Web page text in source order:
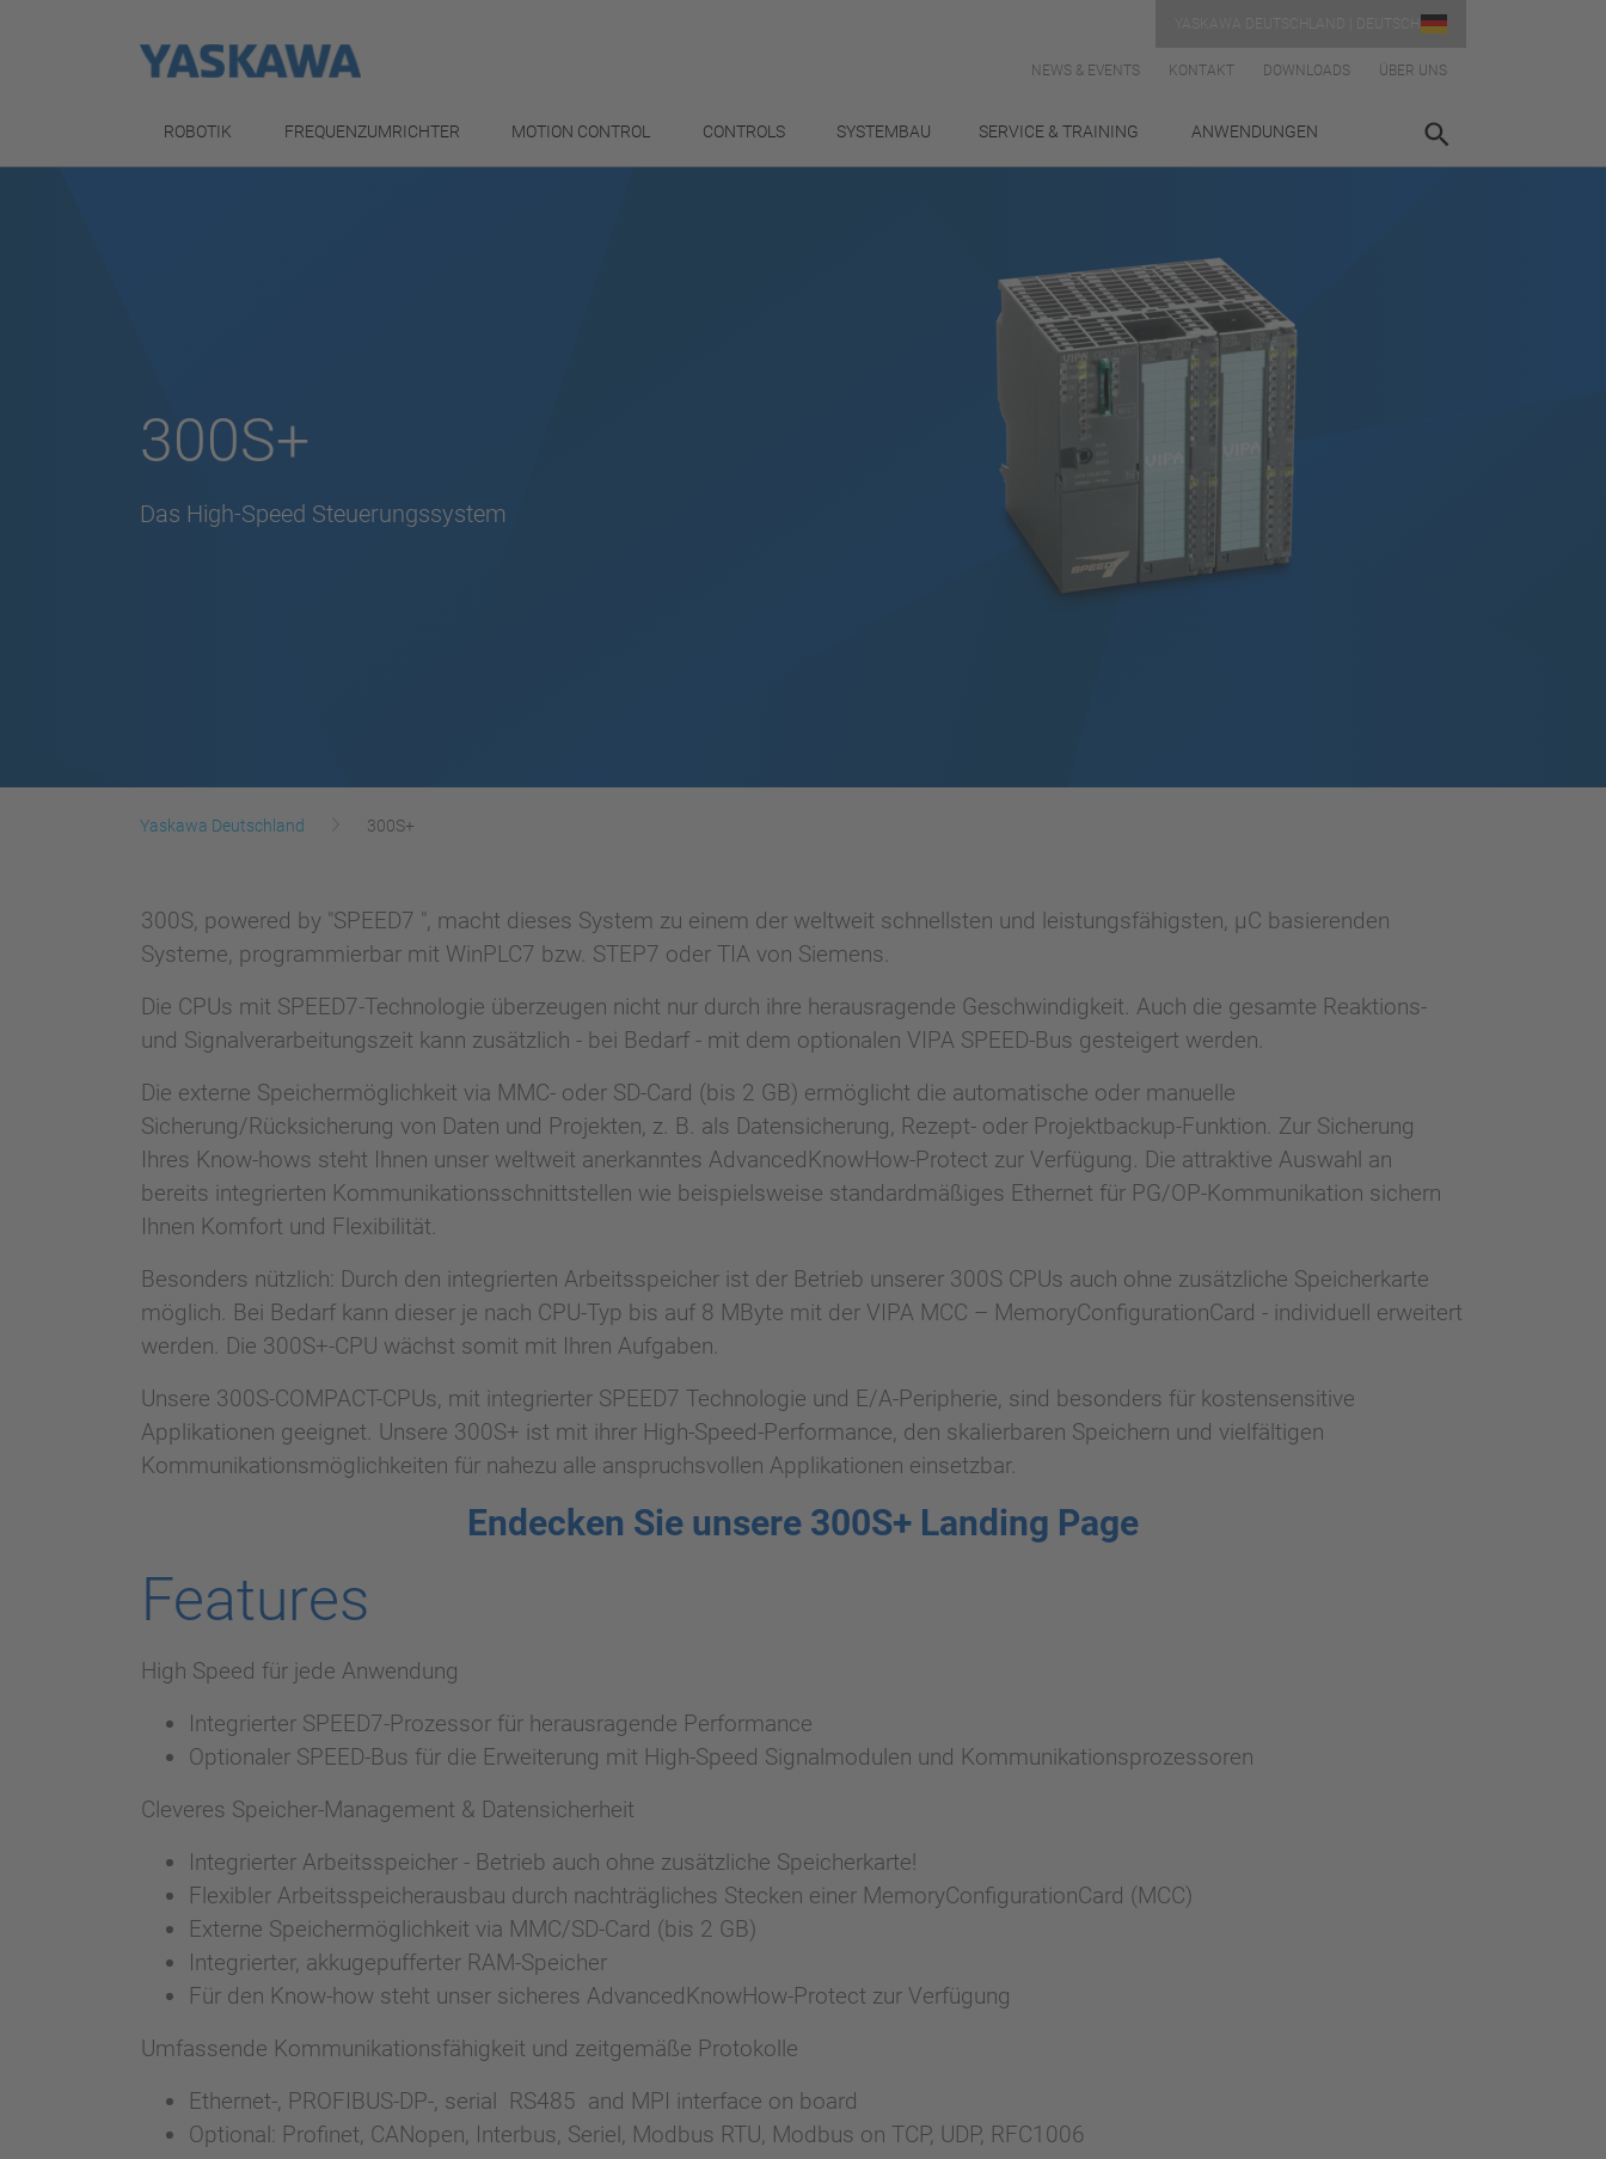
NEWS & EVENTS KONTAKT DOWNLOADS ÜBER UNS
ROBOTIK FREQUENZUMRICHTER MOTION CONTROL CONTROLS SYSTEMBAU SERVICE & TRAINING ANWENDUNGEN
300S+
Das High-Speed Steuerungssystem
Yaskawa Deutschland 300S+
300S, powered by "SPEED7 ", macht dieses System zu einem der weltweit schnellsten und leistungsfähigsten, µC basierenden
Systeme, programmierbar mit WinPLC7 bzw. STEP7 oder TIA von Siemens.
Die CPUs mit SPEED7-Technologie überzeugen nicht nur durch ihre herausragende Geschwindigkeit. Auch die gesamte Reaktions-
und Signalverarbeitungszeit kann zusätzlich - bei Bedarf - mit dem optionalen VIPA SPEED-Bus gesteigert werden.
Die externe Speichermöglichkeit via MMC- oder SD-Card (bis 2 GB) ermöglicht die automatische oder manuelle
Sicherung/Rücksicherung von Daten und Projekten, z. B. als Datensicherung, Rezept- oder Projektbackup-Funktion. Zur Sicherung
Ihres Know-hows steht Ihnen unser weltweit anerkanntes AdvancedKnowHow-Protect zur Verfügung. Die attraktive Auswahl an
bereits integrierten Kommunikationsschnittstellen wie beispielsweise standardmäßiges Ethernet für PG/OP-Kommunikation sichern
Ihnen Komfort und Flexibilität.
Besonders nützlich: Durch den integrierten Arbeitsspeicher ist der Betrieb unserer 300S CPUs auch ohne zusätzliche Speicherkarte
möglich. Bei Bedarf kann dieser je nach CPU-Typ bis auf 8 MByte mit der VIPA MCC – MemoryConfigurationCard - individuell erweitert
werden. Die 300S+-CPU wächst somit mit Ihren Aufgaben.
Unsere 300S-COMPACT-CPUs, mit integrierter SPEED7 Technologie und E/A-Peripherie, sind besonders für kostensensitive
Applikationen geeignet. Unsere 300S+ ist mit ihrer High-Speed-Performance, den skalierbaren Speichern und vielfältigen
Kommunikationsmöglichkeiten für nahezu alle anspruchsvollen Applikationen einsetzbar.
Endecken Sie unsere 300S+ Landing Page
Features
High Speed für jede Anwendung
Integrierter SPEED7-Prozessor für herausragende Performance
Optionaler SPEED-Bus für die Erweiterung mit High-Speed Signalmodulen und Kommunikationsprozessoren
Cleveres Speicher-Management & Datensicherheit
Integrierter Arbeitsspeicher - Betrieb auch ohne zusätzliche Speicherkarte!
Flexibler Arbeitsspeicherausbau durch nachträgliches Stecken einer MemoryConfigurationCard (MCC)
Externe Speichermöglichkeit via MMC/SD-Card (bis 2 GB)
Integrierter, akkugepufferter RAM-Speicher
Für den Know-how steht unser sicheres AdvancedKnowHow-Protect zur Verfügung
Umfassende Kommunikationsfähigkeit und zeitgemäße Protokolle
Ethernet-, PROFIBUS-DP-, serial RS485 and MPI interface on board
Optional: Profinet, CANopen, Interbus, Seriel, Modbus RTU, Modbus on TCP, UDP, RFC1006